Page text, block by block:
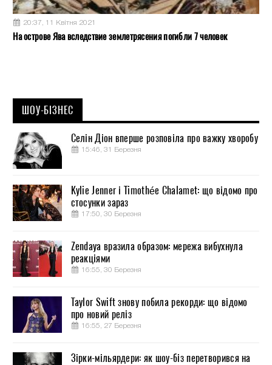
20:37, 11 Квітня 2021
На острове Ява вследствие землетрясения погибли 7 человек
ШОУ-БІЗНЕС
Селін Діон вперше розповіла про важку хворобу
15:46, 31 Березня
Kylie Jenner і Timothée Chalamet: що відомо про
стосунки зараз
17:50, 30 Березня
Zendaya вразила образом: мережа вибухнула
реакціями
16:55, 30 Березня
Taylor Swift знову побила рекорди: що відомо
про новий реліз
16:55, 27 Березня
Зірки-мільярдери: як шоу-біз перетворився на